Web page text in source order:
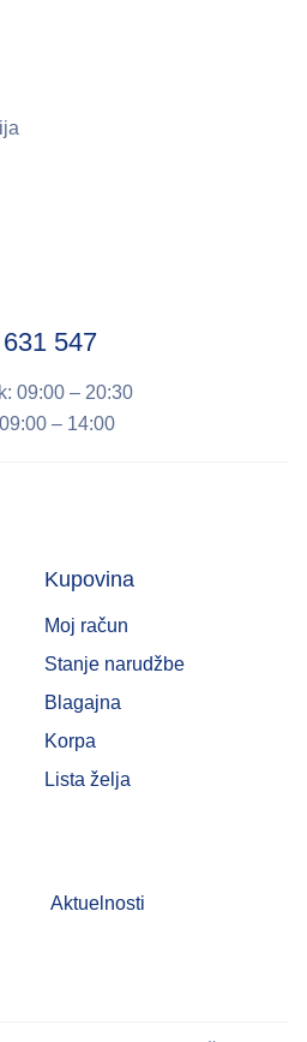
547
09:00 – 20:30
– 14:00
Kupovina
Moj račun
Stanje narudžbe
Blagajna
Korpa
Lista želja
Aktuelnosti